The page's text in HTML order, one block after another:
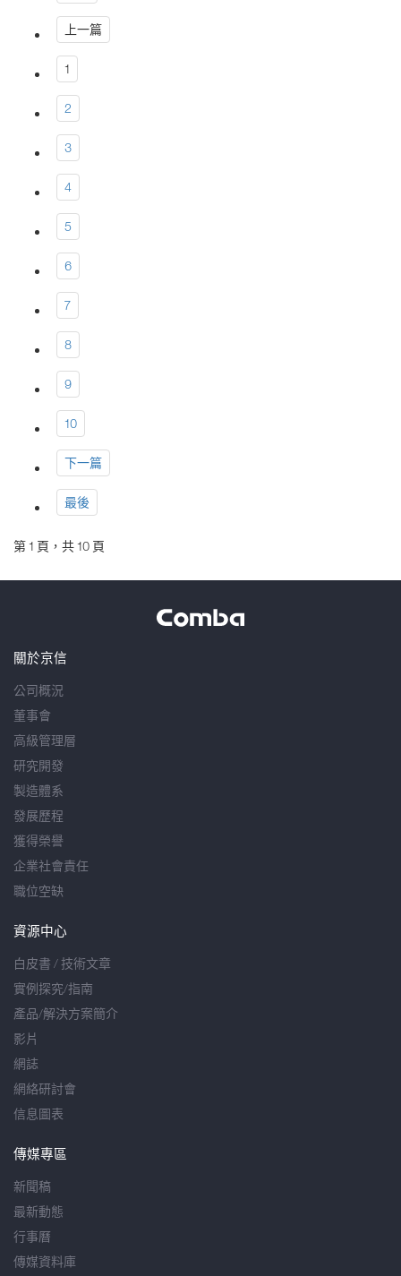
上一篇
1
2
3
4
5
6
7
8
9
10
下一篇
最後
第 1 頁，共 10 頁
關於京信
公司概況
董事會
高級管理層
研究開發
製造體系
發展歷程
獲得榮譽
企業社會責任
職位空缺
資源中心
白皮書 / 技術文章
實例探究/指南
產品/解決方案簡介
影片
網誌
網絡研討會
信息圖表
傳媒專區
新聞稿
最新動態
行事曆
傳媒資料庫